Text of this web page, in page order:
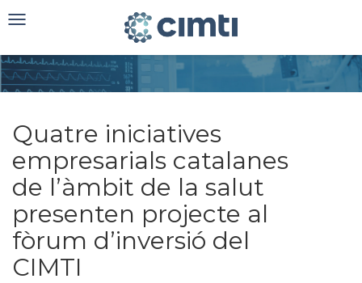
Toggle
Quatre iniciatives
empresarials catalanes
de l’àmbit de la salut
presenten projecte al
fòrum d’inversió del
CIMTI